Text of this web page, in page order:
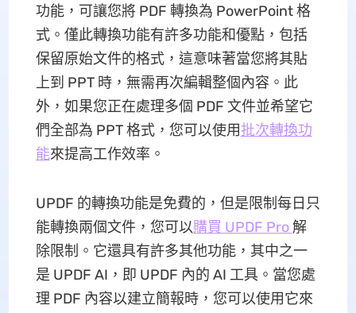
功能，可讓您將 PDF 轉換為 PowerPoint 格
式。僅此轉換功能有許多功能和優點，包括
保留原始文件的格式，這意味著當您將其貼
上到 PPT 時，無需再次編輯整個內容。此
外，如果您正在處理多個 PDF 文件並希望它
們全部為 PPT 格式，您可以使用批次轉換功
能來提高工作效率。
UPDF 的轉換功能是免費的，但是限制每日只
能轉換兩個文件，您可以購買 UPDF Pro解
除限制。它還具有許多其他功能，其中之一
是 UPDF AI，即 UPDF 內的 AI 工具。當您處
理 PDF 內容以建立簡報時，您可以使用它來